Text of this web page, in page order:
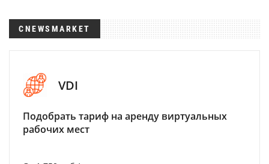
CNEWSMARKET
VDI
Подобрать тариф на аренду виртуальных
рабочих мест